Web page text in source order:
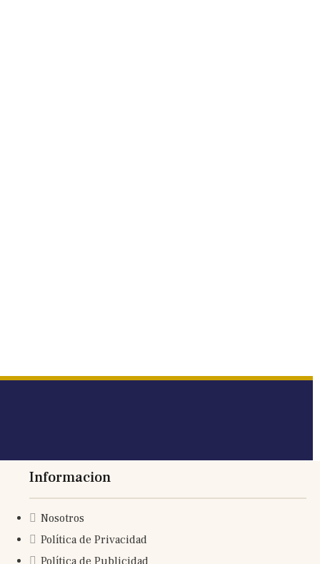
Informacion
Nosotros
Política de Privacidad
Política de Publicidad